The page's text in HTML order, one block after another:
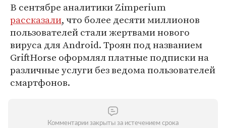
В сентябре аналитики Zimperium
рассказали, что более десяти миллионов
пользователей стали жертвами нового
вируса для Android. Троян под названием
GriftHorse оформлял платные подписки на
различные услуги без ведома пользователей
смартфонов.
Комментарии закрыты за истечением срока